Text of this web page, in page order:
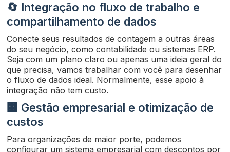
🔄 Integração no fluxo de trabalho e
compartilhamento de dados
Conecte seus resultados de contagem a outras áreas
do seu negócio, como contabilidade ou sistemas ERP.
Seja com um plano claro ou apenas uma ideia geral do
que precisa, vamos trabalhar com você para desenhar
o fluxo de dados ideal. Normalmente, esse apoio à
integração não tem custo.
🏢 Gestão empresarial e otimização de
custos
Para organizações de maior porte, podemos
configurar um sistema empresarial com descontos por